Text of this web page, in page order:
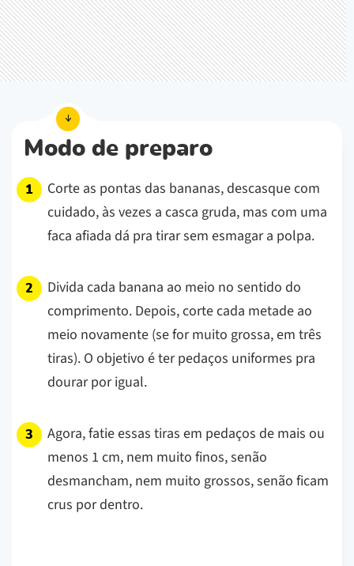
Modo de preparo
Corte as pontas das bananas, descasque com
cuidado, às vezes a casca gruda, mas com uma
faca afiada dá pra tirar sem esmagar a polpa.
Divida cada banana ao meio no sentido do
comprimento. Depois, corte cada metade ao
meio novamente (se for muito grossa, em três
tiras). O objetivo é ter pedaços uniformes pra
dourar por igual.
Agora, fatie essas tiras em pedaços de mais ou
menos 1 cm, nem muito finos, senão
desmancham, nem muito grossos, senão ficam
crus por dentro.